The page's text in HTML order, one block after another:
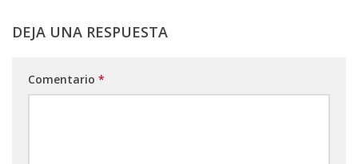
DEJA UNA RESPUESTA
Comentario *